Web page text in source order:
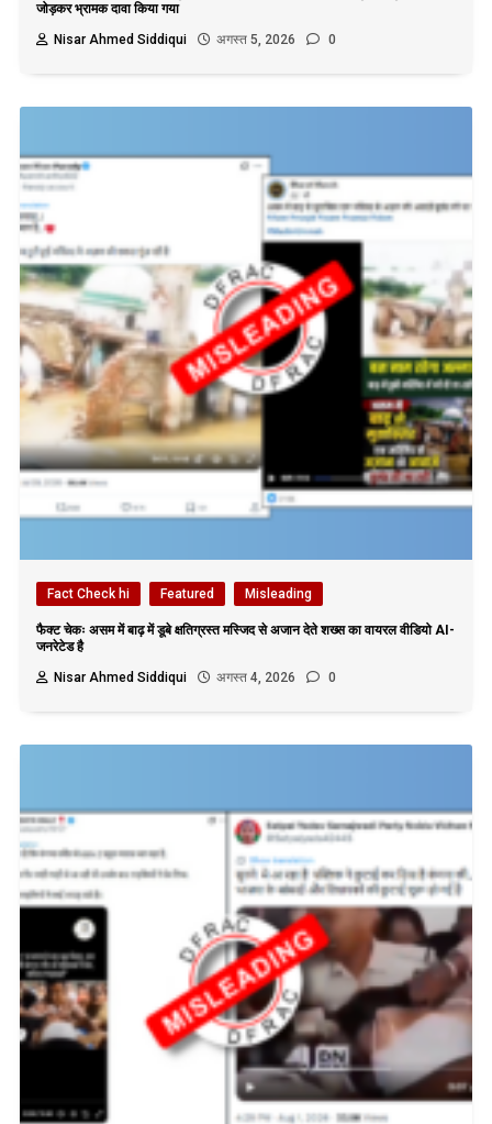
जोड़कर भ्रामक दावा किया गया
Nisar Ahmed Siddiqui
अगस्त 5, 2026 0
Fact Check hi Featured Misleading
फैक्ट चेकः असम में बाढ़ में डूबे क्षतिग्रस्त मस्जिद से अजान देते शख्स का वायरल वीडियो AI-
जनरेटेड है
Nisar Ahmed Siddiqui
अगस्त 4, 2026 0